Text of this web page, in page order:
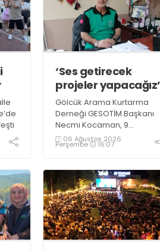
‘Ses getirecek
projeler yapacağız’
Gölcük Arama Kurtarma
Derneği GESOTİM Başkanı
Necmi Kocaman, 9
Ağustos’ta gerçekleşecek
sınavın ardından 4.
tamamlayacaklarını ifade
ederek açıklamalarda
bulundu. Kocaman,
“Gölcük’te ve Kocaeli
genelinde ses getirecek
projelerimizi tek tek hayata
geçireceğiz” dedi
06 Ağustos 2026
Perşembe 16:07